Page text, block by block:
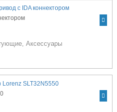
Аксессуары